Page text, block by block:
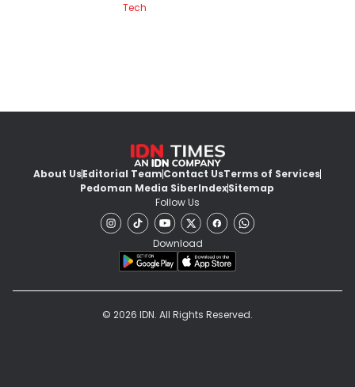
Tech
About UsEditorial TeamContact UsTerms of Services
Pedoman Media SiberIndexSitemap
Follow Us
Download
© 2026 IDN. All Rights Reserved.